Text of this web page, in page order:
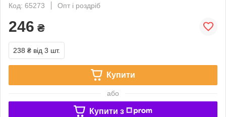
Код: 65273
Опт і роздріб
246 ₴
238 ₴ від 3 шт.
Купити
або
Купити з